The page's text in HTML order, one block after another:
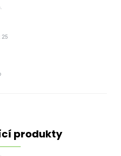
produkty